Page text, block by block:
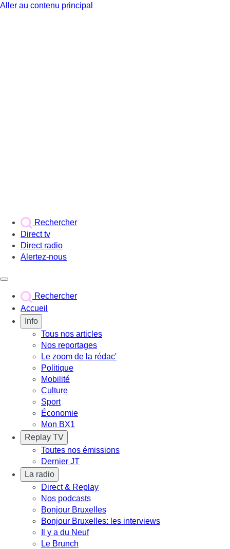
Aller au contenu principal
Rechercher
Direct tv
Direct radio
Alertez-nous
Rechercher
Accueil
Info
Tous nos articles
Nos reportages
Le zoom de la rédac'
Politique
Mobilité
Culture
Sport
Économie
Mon BX1
Replay TV
Toutes nos émissions
Dernier JT
La radio
Direct & Replay
Nos podcasts
Bonjour Bruxelles
Bonjour Bruxelles: les interviews
Il y a du Neuf
Le Brunch